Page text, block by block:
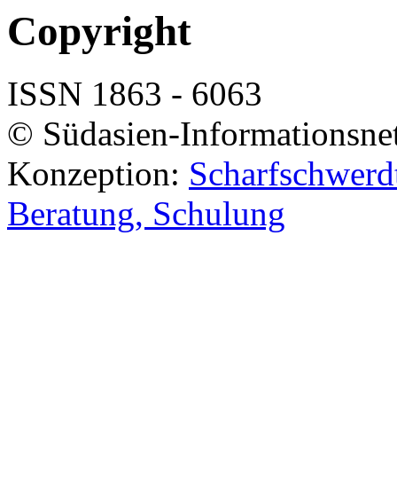
Copyright
ISSN 1863 - 6063
© Südasien-
Konzeption:
Beratung, Schulung